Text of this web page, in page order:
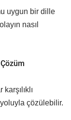
uygun bir dille
nasıl
yoluyla çözülebilir.